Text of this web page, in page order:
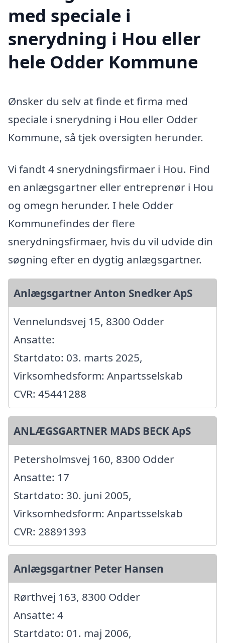
med speciale i
snerydning i Hou eller
hele Odder Kommune
Ønsker du selv at finde et firma med
speciale i snerydning i Hou eller Odder
Kommune, så tjek oversigten herunder.
Vi fandt 4 snerydningsfirmaer i Hou. Find
en anlægsgartner eller entreprenør i Hou
og omegn herunder. I hele Odder
Kommunefindes der flere
snerydningsfirmaer, hvis du vil udvide din
søgning efter en dygtig anlægsgartner.
Anlægsgartner Anton Snedker ApS
Vennelundsvej 15, 8300 Odder
Ansatte:
Startdato: 03. marts 2025,
Virksomhedsform: Anpartsselskab
CVR: 45441288
ANLÆGSGARTNER MADS BECK ApS
Petersholmsvej 160, 8300 Odder
Ansatte: 17
Startdato: 30. juni 2005,
Virksomhedsform: Anpartsselskab
CVR: 28891393
Anlægsgartner Peter Hansen
Rørthvej 163, 8300 Odder
Ansatte: 4
Startdato: 01. maj 2006,